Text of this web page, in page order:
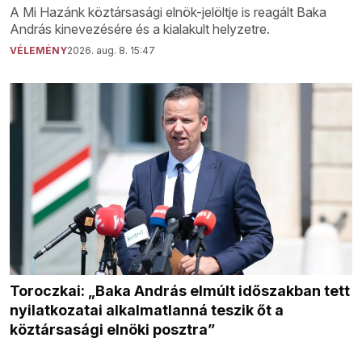
A Mi Hazánk köztársasági elnök-jelöltje is reagált Baka
András kinevezésére és a kialakult helyzetre.
VÉLEMÉNY2026. aug. 8. 15:47
Toroczkai: „Baka András elmúlt időszakban tett
nyilatkozatai alkalmatlanná teszik őt a
köztársasági elnöki posztra”